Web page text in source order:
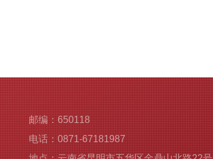
邮编：650118
电话：0871-67181987